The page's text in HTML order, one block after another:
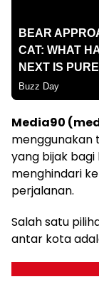
Media90
menggunakan
yang bijak
menghindari
perjalanan.
Salah satu
antar kota